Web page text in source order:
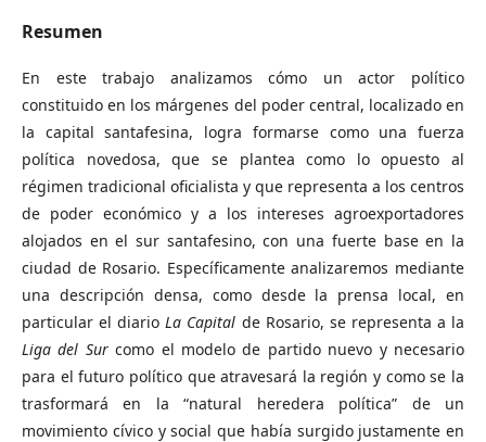
Resumen
En este trabajo analizamos cómo un actor político
constituido en los márgenes del poder central, localizado en
la capital santafesina, logra formarse como una fuerza
política novedosa, que se plantea como lo opuesto al
régimen tradicional oficialista y que representa a los centros
de poder económico y a los intereses agroexportadores
alojados en el sur santafesino, con una fuerte base en la
ciudad de Rosario. Específicamente analizaremos mediante
una descripción densa, como desde la prensa local, en
particular el diarioLa Capital de Rosario, se representa a la
Liga del Surcomo el modelo de partido nuevo y necesario
para el futuro político que atravesará la región y como se la
trasformará en la “natural heredera política” de un
movimiento cívico y social que había surgido justamente en